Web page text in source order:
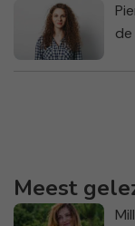
Meest